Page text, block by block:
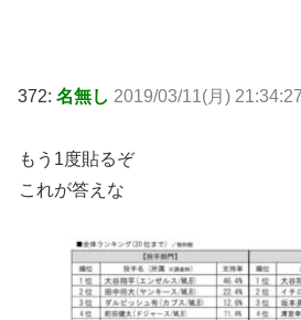
372: 名無し 2019/03/11(月)
もう1度貼るぞ
これが答えな